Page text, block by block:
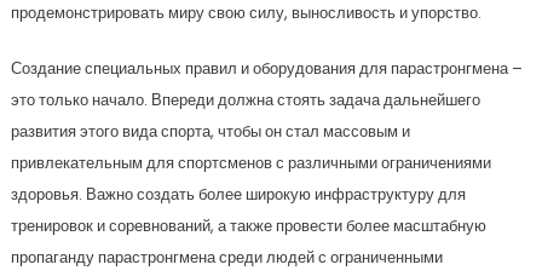
продемонстрировать миру свою силу, выносливость и упорство.
Создание специальных правил и оборудования для парастронгмена –
это только начало. Впереди должна стоять задача дальнейшего
развития этого вида спорта, чтобы он стал массовым и
привлекательным для спортсменов с различными ограничениями
здоровья. Важно создать более широкую инфраструктуру для
тренировок и соревнований, а также провести более масштабную
пропаганду парастронгмена среди людей с ограниченными